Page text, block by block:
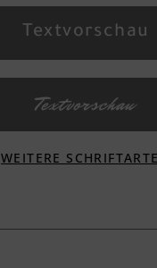
Textvorschau
Textvorschau
WEITERE